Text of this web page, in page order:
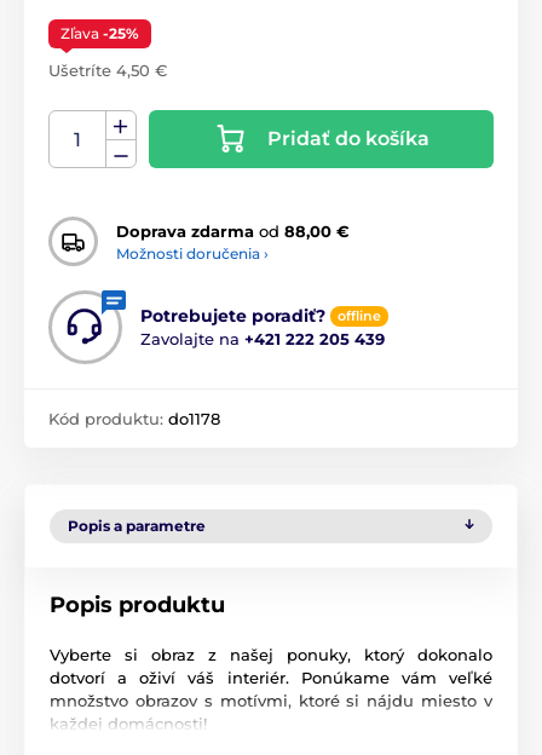
Zľava -25%
Ušetríte 4,50 €
Pridať do košíka
Doprava zdarma od 88,00 €
Možnosti doručenia ›
Potrebujete poradiť? offline
Zavolajte na +421 222 205 439
Kód produktu: do1178
Popis a parametre
Popis produktu
Vyberte si obraz z našej ponuky, ktorý dokonalo
dotvorí a oživí váš interiér. Ponúkame vám veľké
množstvo obrazov s motívmi, ktoré si nájdu miesto v
každej domácnosti!